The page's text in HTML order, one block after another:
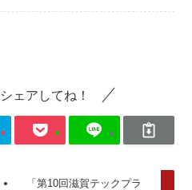
ェアしてね！
「第10回滋賀テックプラ